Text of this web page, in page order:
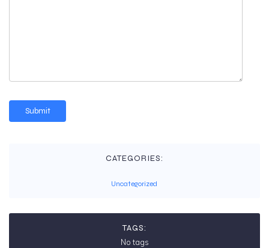
CATEGORIES:
Uncategorized
TAGS:
No tags